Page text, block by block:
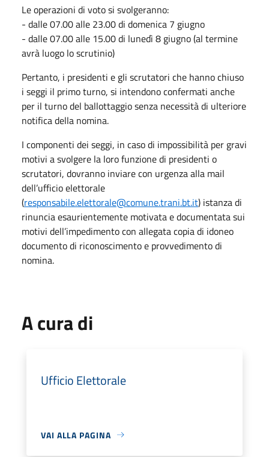
Le operazioni di voto si svolgeranno:
- dalle 07.00 alle 23.00 di domenica 7 giugno
- dalle 07.00 alle 15.00 di lunedì 8 giugno (al termine
avrà luogo lo scrutinio)
Pertanto, i presidenti e gli scrutatori che hanno chiuso
i seggi il primo turno, si intendono confermati anche
per il turno del ballottaggio senza necessità di ulteriore
notifica della nomina.
I componenti dei seggi, in caso di impossibilità per gravi
motivi a svolgere la loro funzione di presidenti o
scrutatori, dovranno inviare con urgenza alla mail
dell’ufficio elettorale
(responsabile.elettorale@comune.trani.bt.it) istanza di
rinuncia esaurientemente motivata e documentata sui
motivi dell’impedimento con allegata copia di idoneo
documento di riconoscimento e provvedimento di
nomina.
A cura di
Ufficio Elettorale
VAI ALLA PAGINA